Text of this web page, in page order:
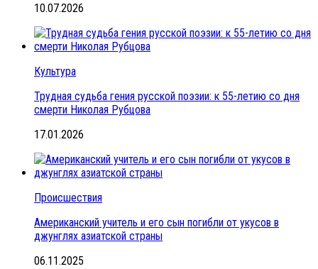
10.07.2026
Культура
Трудная судьба гения русской поэзии: к 55-летию со дня
смерти Николая Рубцова
17.01.2026
Происшествия
Американский учитель и его сын погибли от укусов в
джунглях азиатской страны
06.11.2025